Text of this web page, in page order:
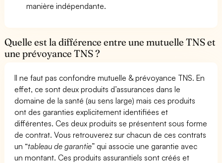
manière indépendante.
Quelle est la différence entre une mutuelle TNS et
une prévoyance TNS ?
Il ne faut pas confondre mutuelle & prévoyance TNS. En
effet, ce sont deux produits d’assurances dans le
domaine de la santé (au sens large) mais ces produits
ont des garanties explicitement identifiées et
différentes. Ces deux produits se présentent sous forme
de contrat. Vous retrouverez sur chacun de ces contrats
un “tableau de garantie” qui associe une garantie avec
un montant. Ces produits assurantiels sont créés et